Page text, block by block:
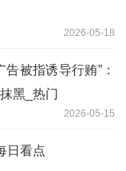
2026-05-18
被指诱导行贿”：
黑_热门
2026-05-15
日看点